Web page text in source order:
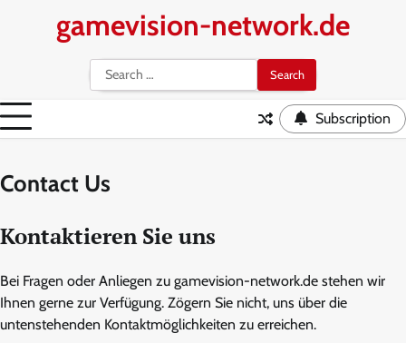
gamevision-network.de
Search
for:
Subscription
Contact Us
Kontaktieren Sie uns
Bei Fragen oder Anliegen zu gamevision-network.de stehen wir
Ihnen gerne zur Verfügung. Zögern Sie nicht, uns über die
untenstehenden Kontaktmöglichkeiten zu erreichen.